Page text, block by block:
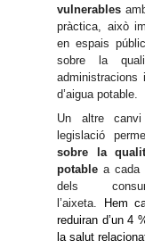
vulnerables
pràctica, això
en espais
sobre la
d’aigua potable.
Un altre
legislació
sobre la
potable a cada
dels
l’aixeta.
Hem
reduiran d’un 4
la salut